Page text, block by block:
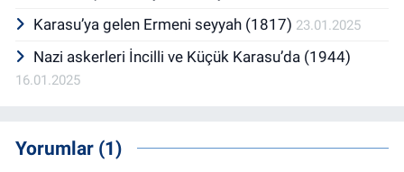
Karasu’ya gelen Ermeni seyyah (1817) 23.01.2025
Nazi askerleri İncilli ve Küçük Karasu’da (1944)
16.01.2025
Yorumlar (1)